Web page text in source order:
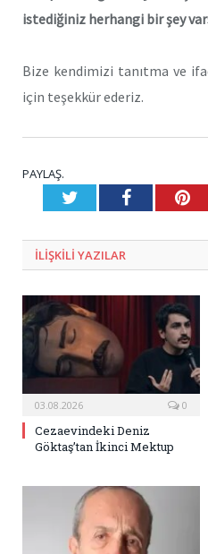
istediğiniz herhangi bir şey
Bize kendimizi tanıtma ve
için teşekkür ederiz.
PAYLAŞ.
TwitterFacebook
ILIŞKILI YAZILAR
03.08.2026 0
Cezaevindeki Deniz
Göktaş’tan İkinci Mektup